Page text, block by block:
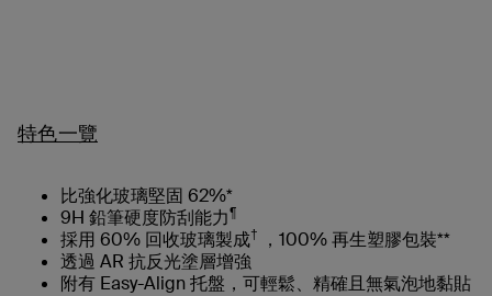
特色一覽
比強化玻璃堅固 62%*
9H 鉛筆硬度防刮能力¶
採用 60% 回收玻璃製成†
，100% 再生塑膠包裝**
透過 AR 抗反光塗層增強
附有 Easy-Align 托盤，可輕鬆、精確且無氣泡地黏貼